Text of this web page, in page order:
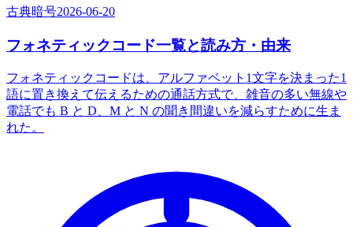
古典暗号2026-06-20
フォネティックコード一覧と読み方・由来
フォネティックコードは、アルファベット1文字を決まった1
語に置き換えて伝えるための通話方式で、雑音の多い無線や
電話でも B と D、M と N の聞き間違いを減らすために生ま
れた。